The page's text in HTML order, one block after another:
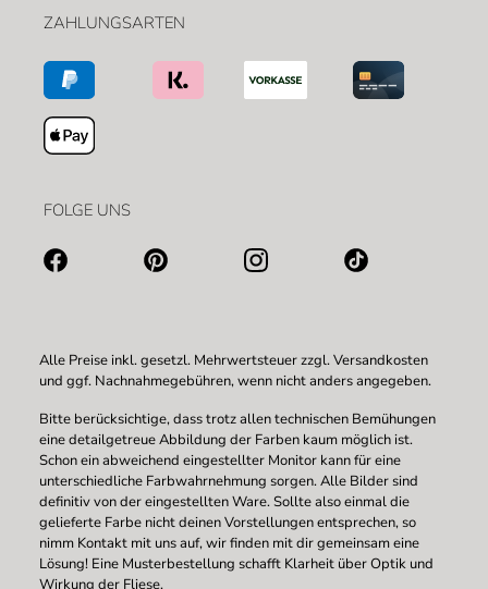
ZAHLUNGSARTEN
FOLGE UNS
Alle Preise inkl. gesetzl. Mehrwertsteuer zzgl.Versandkosten
und ggf. Nachnahmegebühren, wenn nicht anders angegeben.
Bitte berücksichtige, dass trotz allen technischen Bemühungen
eine detailgetreue Abbildung der Farben kaum möglich ist.
Schon ein abweichend eingestellter Monitor kann für eine
unterschiedliche Farbwahrnehmung sorgen. Alle Bilder sind
definitiv von der eingestellten Ware. Sollte also einmal die
gelieferte Farbe nicht deinen Vorstellungen entsprechen, so
nimm Kontakt mit uns auf, wir finden mit dir gemeinsam eine
Lösung! Eine Musterbestellung schafft Klarheit über Optik und
Wirkung der Fliese.